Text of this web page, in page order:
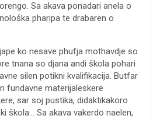
Sa akava ponadari anela o
pharipa te drabaren o
ko nesave phufja mothavdje so
tnana so djana andi škola pohari
silen potikni kvalifikacija. Butfar
fundavne materijaleskere
sar soj pustika, didaktikakoro
škola… Sa akava vakerdo naelen,